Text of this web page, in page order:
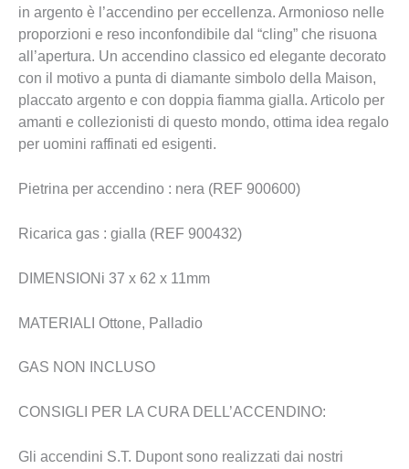
in argento è l’accendino per eccellenza. Armonioso nelle
proporzioni e reso inconfondibile dal “cling” che risuona
all’apertura. Un accendino classico ed elegante decorato
con il motivo a punta di diamante simbolo della Maison,
placcato argento e con doppia fiamma gialla. Articolo per
amanti e collezionisti di questo mondo, ottima idea regalo
per uomini raffinati ed esigenti.
Pietrina per accendino : nera (REF 900600)
Ricarica gas : gialla (REF 900432)
DIMENSIONi 37 x 62 x 11mm
MATERIALI Ottone, Palladio
GAS NON INCLUSO
CONSIGLI PER LA CURA DELL’ACCENDINO:
Gli accendini S.T. Dupont sono realizzati dai nostri